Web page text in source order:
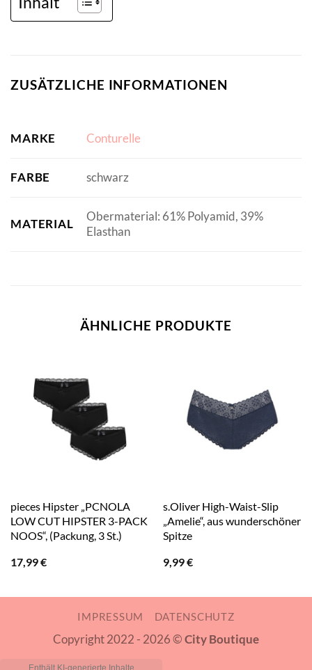
ZUSÄTZLICHE INFORMATIONEN
MARKE Conturelle
FARBE schwarz
MATERIAL
Obermaterial: 61% Polyamid, 39%
Elasthan
ÄHNLICHE PRODUKTE
pieces Hipster „PCNOLA
LOW CUT HIPSTER 3-PACK
NOOS“, (Packung, 3 St.)
17,99€
s.Oliver High-Waist-Slip
„Amelie“, aus wunderschöner
Spitze
9,99€
IMPRESSUM DATENSCHUTZ
Copyright 2022 - 2026 ©City Boutique